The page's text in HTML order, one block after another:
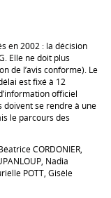
en 2002 : la décision
Elle ne doit plus
de l’avis conforme). Le
est fixé à 12
officiel
doivent se rendre à une
le parcours des
CORDONIER,
Nadia
POTT, Gisèle